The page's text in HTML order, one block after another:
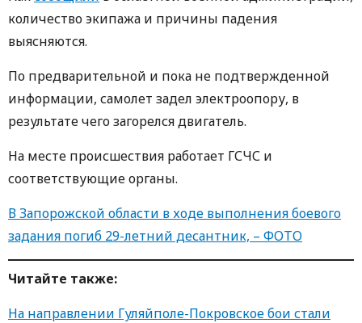
количество экипажа и причины падения
выясняются.
По предварительной и пока не подтвержденной
информации, самолет задел электроопору, в
результате чего загорелся двигатель.
На месте происшествия работает ГСЧС и
соответствующие органы.
В Запорожской области в ходе выполнения боевого
задания погиб 29-летний десантник, – ФОТО
Читайте также:
На направлении Гуляйполе-Покровское бои стали